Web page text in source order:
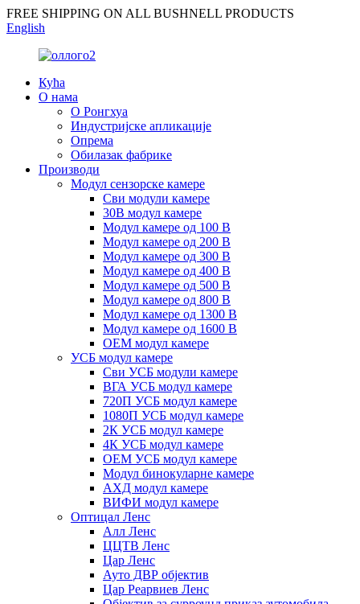
FREE SHIPPING ON ALL BUSHNELL PRODUCTS
English
Кућа
О нама
О Ронгхуа
Индустријске апликације
Опрема
Обилазак фабрике
Производи
Модул сензорске камере
Сви модули камере
30В модул камере
Модул камере од 100 В
Модул камере од 200 В
Модул камере од 300 В
Модул камере од 400 В
Модул камере од 500 В
Модул камере од 800 В
Модул камере од 1300 В
Модул камере од 1600 В
ОЕМ модул камере
УСБ модул камере
Сви УСБ модули камере
ВГА УСБ модул камере
720П УСБ модул камере
1080П УСБ модул камере
2К УСБ модул камере
4К УСБ модул камере
ОЕМ УСБ модул камере
Модул бинокуларне камере
АХД модул камере
ВИФИ модул камере
Оптицал Ленс
Алл Ленс
ЦЦТВ Ленс
Цар Ленс
Ауто ДВР објектив
Цар Реарвиев Ленс